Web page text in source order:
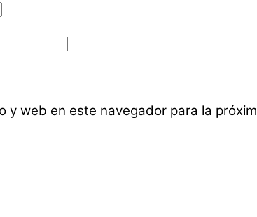
y web en este navegador para la